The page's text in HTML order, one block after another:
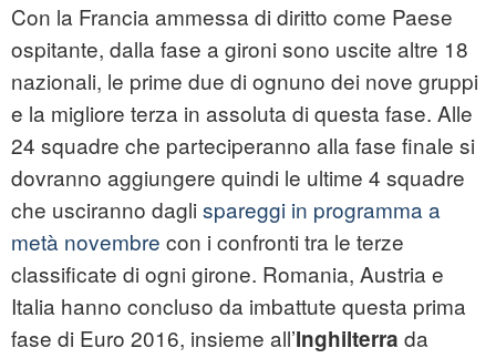
Con la Francia ammessa di diritto come Paese
ospitante, dalla fase a gironi sono uscite altre 18
nazionali, le prime due di ognuno dei nove gruppi
e la migliore terza in assoluta di questa fase. Alle
24 squadre che parteciperanno alla fase finale si
dovranno aggiungere quindi le ultime 4 squadre
che usciranno dagli spareggi in programma a
metà novembre con i confronti tra le terze
classificate di ogni girone. Romania, Austria e
Italia hanno concluso da imbattute questa prima
fase di Euro 2016, insieme all’Inghilterra da